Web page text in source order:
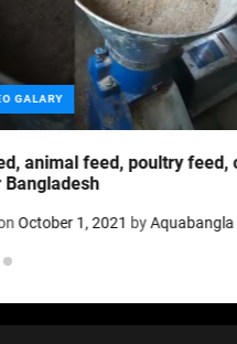
feed, cattle feed pellet